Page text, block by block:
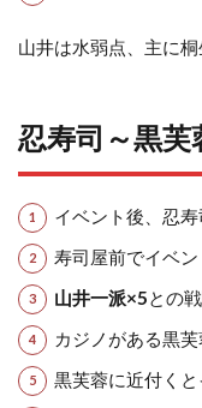
山井は水弱点、主に桐
忍寿司～黒芙
イベント後、忍寿
寿司屋前でイベン
山井一派×5との
カジノがある黒芙
黒芙蓉に近付くと